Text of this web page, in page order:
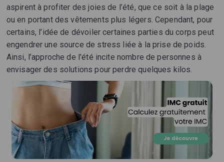
aspirent à profiter des joies de l’été, que ce soit à la plage
ou en portant des vêtements plus légers. Cependant, pour
certains, l’idée de dévoiler certaines parties du corps peut
engendrer une source de stress liée à la prise de poids.
Ainsi, l’approche de l'été incite nombre de personnes à
envisager des solutions pour perdre quelques kilos.